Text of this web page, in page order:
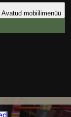
Avatud mobiilimenüü